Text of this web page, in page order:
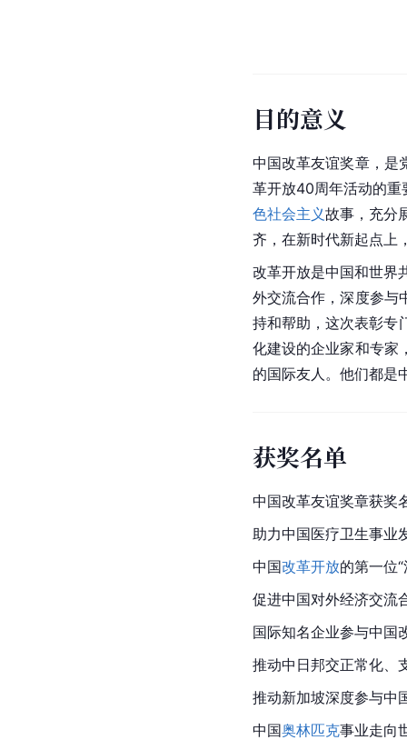
目的意义
中国改革友谊奖章，是
革开放40周年活动的重
色社会主义故事，充分
齐，在新时代新起点上
改革开放是中国和世界
外交流合作，深度参与
持和帮助，这次表彰专
化建设的企业家和专家
的国际友人。他们都是
获奖名单
中国改革友谊奖章获奖
助力中国医疗卫生事业
中国改革开放的第一位
促进中国对外经济交流
国际知名企业参与中国
推动中日邦交正常化、
推动新加坡深度参与中
中国奥林匹克事业走向